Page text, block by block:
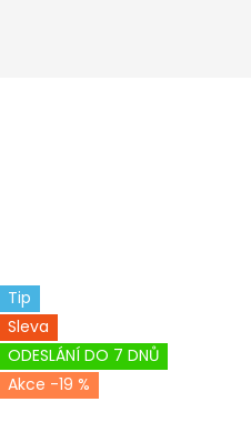
Tip
Sleva
ODESLÁNÍ DO 7 DNŮ
-19 %